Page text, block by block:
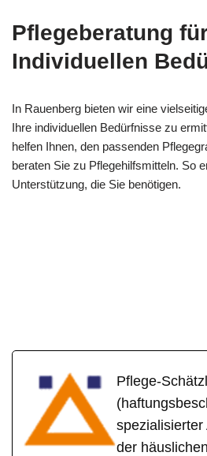
Pflegeberatung
Individuellen
In Rauenberg bieten wir eine
Ihre individuellen Bedürfnisse zu
helfen Ihnen, den passenden
beraten Sie zu Pflegehilfsmitteln. So
Unterstützung, die Sie benötigen.
Pflege-
spezialisierter
der